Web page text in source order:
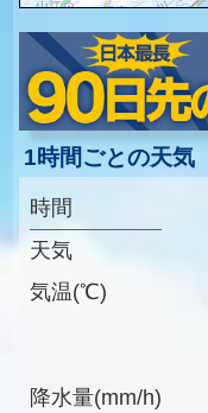
1時間ごとの天気
時間
天気
気温(℃)
降水量(mm/h)